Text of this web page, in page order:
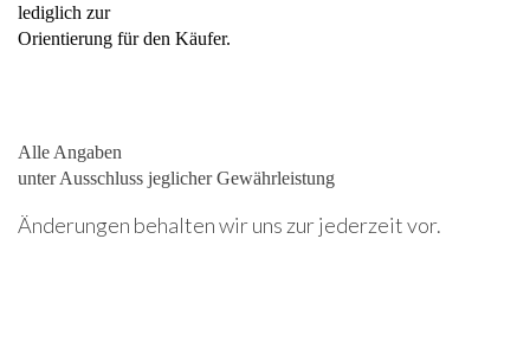
lediglich zur
Orientierung für den Käufer.
Alle Angaben
unter Ausschluss jeglicher Gewährleistung
Änderungen behalten wir uns zur jederzeit vor.